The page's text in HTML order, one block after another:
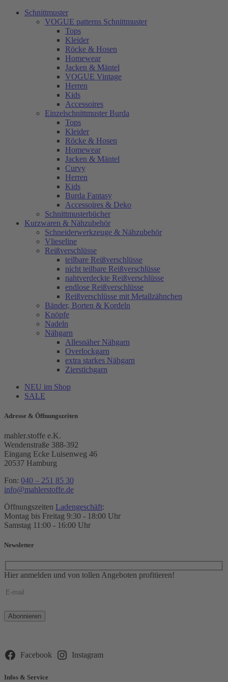
Schnittmuster
VOGUE patterns Schnittmuster
Tops
Kleider
Röcke & Hosen
Homewear
Jacken & Mäntel
VOGUE Vintage
Herren
Kids
Accessoires
Einzelschnittmuster Burda
Tops
Kleider
Röcke & Hosen
Homewear
Jacken & Mäntel
Curvy
Herren
Kids
Burda Fantasy
Accessoires & Deko
Schnittmusterbücher
Kurzwaren & Nähzubehör
Schneiderwerkzeuge & Nähzubehör
Vlieseline
Reißverschlüsse
teilbare Reißverschlüsse
nicht teilbare Reißverschlüsse
nahtverdeckte Reißverschlüsse
endlose Reißverschlüsse
Reißverschlüsse mit Metallzähnchen
Bänder, Borten & Kordeln
Knöpfe
Nadeln
Nähgarn
Allesnäher Nähgarn
Overlockgarn
extra starkes Nähgarn
Zierstichgarn
NEU im Shop
SALE
Adresse & Öffnungszeiten
mahler.stoffe e.K.
Wendenstraße 388-392
Eingang Ecke Luisenweg 46
20537 Hamburg
Fon: 040 – 251 85 30
info@mahlerstoffe.de
Öffnungszeiten Ladengeschäft:
Montag bis Freitag 9:30 - 18:00 Uhr
Samstag 11:00 - 16:00 Uhr
Newsletter
Hier anmelden und von tollen Angeboten profitieren!
Bitte
lasse
leer.
Facebook Instagram
Infos & Service